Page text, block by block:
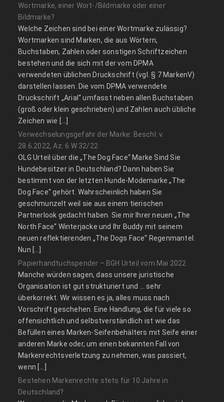
Wortmarke, einer Wort-/Bildmarke oder einer
Bildmarke?
Welche Zeichen sind bei einer Wortmarke zulässig?
Wortmarken sind Marken, die aus Wörtern,
Buchstaben, Zahlen oder sonstigen Schriftzeichen
bestehen und die sich mit der vom DPMA
verwendeten üblichen Druckschrift (vgl. § 7 MarkenV)
darstellen lassen. Die vom DPMA verwendete
Druckschrift „Arial“ umfasst neben allen Buchstaben
(groß oder klein geschrieben) und Zahlen auch übliche
Zeichen wie […]
Verwechselungsgefahr der Marke: Beschl. v.
28.6.2022, Az. 6 W 32/22
OLG Urteil über die „The Dog Face“ Marke Sind Sie
Hundebesitzer in Deutschland? Dann haben Sie
bestimmt von der letzten Hunde-Modemarke „The
Dog Face“ gehört. Wahrscheinlich haben Sie
geschmunzelt weil sie aus einem tierischen
Partnerlook gedacht haben. Sie mir Ihrer neuen „The
North Face“ Winterjacke und Ihr Buddy mit seinem
neuen reflektierenden „The Dogs Face“ Regenmantel.
Nun […]
Papierhandtuchspender – BGH Urteil vom Mai 2022
Manche würden sagen, dass unsere juristische
Organisation ist gut strukturiert und … sehr
überkorrekt. Wir wissen es ja, alles muss nach
Vorschrift geschehen. Eine Handlung, die für viele so
offensichtlich und selbstverständlich ist wie das
Befüllen eines Marken-Seifenbehälters mit Seife einer
anderen Marke oder, um einen bekannten Fall von
Markenrechtsverletzung zu nehmen, was passiert,
wenn […]
Bestehen Markenrechte stets für 10 Jahre in
Deutschland?